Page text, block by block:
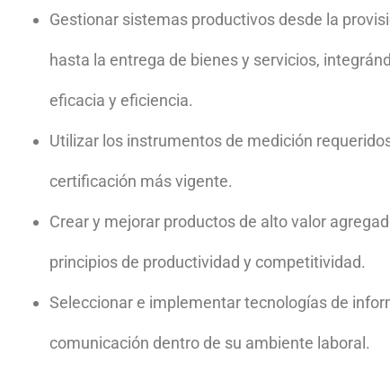
Gestionar sistemas productivos desde la
hasta la entrega de bienes y servicios,
eficacia y eficiencia.
Utilizar los instrumentos de medición
certificación más vigente.
Crear y mejorar productos de alto valor
principios de productividad y competitividad.
Seleccionar e implementar tecnologías de
comunicación dentro de su ambiente laboral.